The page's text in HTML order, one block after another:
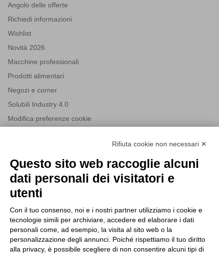
Angolo delle offerte
Richiedi informazioni
Wishlist
Novità 2026
Macchine professionali
Prodotti alimentari
Negozi e corner
Solubili Industry 4.0
Modifica preferenze cookie
NEWSLETTER
Iscriviti alla nostra newsletter per rimanere sempre aggiornato
sulle novità del mondo HORECA e per ricevere offerte esclusive.
Acconsento al trattamento dei dati personali come specificato
nella nostra privacy policy.
ISCRIVITI ALLA NEWSLETTER
Tutti i nuovi prodotti in anteprima e offerte esclusive.
Rifiuta cookie non necessari ✕
Questo sito web raccoglie alcuni
dati personali dei visitatori e
utenti
Con il tuo consenso, noi e i nostri partner utilizziamo i cookie e
tecnologie simili per archiviare, accedere ed elaborare i dati
personali come, ad esempio, la visita al sito web o la
personalizzazione degli annunci. Poiché rispettiamo il tuo diritto
alla privacy, è possibile scegliere di non consentire alcuni tipi di